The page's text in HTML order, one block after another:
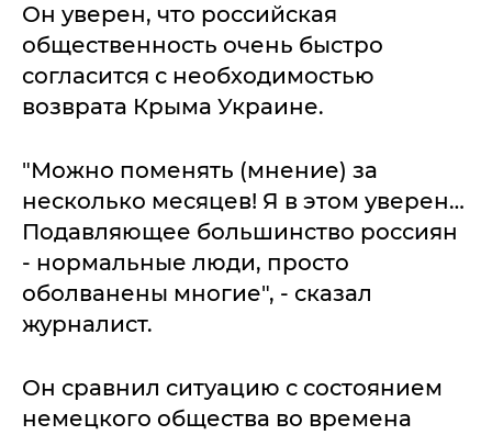
Он уверен, что российская
общественность очень быстро
согласится с необходимостью
возврата Крыма Украине.
"Можно поменять (мнение) за
несколько месяцев! Я в этом уверен…
Подавляющее большинство россиян
- нормальные люди, просто
оболванены многие", - сказал
журналист.
Он сравнил ситуацию с состоянием
немецкого общества во времена